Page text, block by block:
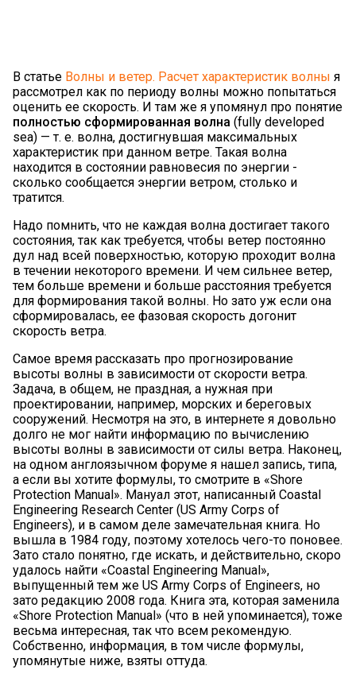
В статье Волны и ветер. Расчет характеристик волны я
рассмотрел как по периоду волны можно попытаться
оценить ее скорость. И там же я упомянул про понятие
полностью сформированная волна (fully developed
sea) — т. е. волна, достигнувшая максимальных
характеристик при данном ветре. Такая волна
находится в состоянии равновесия по энергии -
сколько сообщается энергии ветром, столько и
тратится.
Надо помнить, что не каждая волна достигает такого
состояния, так как требуется, чтобы ветер постоянно
дул над всей поверхностью, которую проходит волна
в течении некоторого времени. И чем сильнее ветер,
тем больше времени и больше расстояния требуется
для формирования такой волны. Но зато уж если она
сформировалась, ее фазовая скорость догонит
скорость ветра.
Самое время рассказать про прогнозирование
высоты волны в зависимости от скорости ветра.
Задача, в общем, не праздная, а нужная при
проектировании, например, морских и береговых
сооружений. Несмотря на это, в интернете я довольно
долго не мог найти информацию по вычислению
высоты волны в зависимости от силы ветра. Наконец,
на одном англоязычном форуме я нашел запись, типа,
а если вы хотите формулы, то смотрите в «Shore
Protection Manual». Мануал этот, написанный Coastal
Engineering Research Center (US Army Corps of
Engineers), и в самом деле замечательная книга. Но
вышла в 1984 году, поэтому хотелось чего-то поновее.
Зато стало понятно, где искать, и действительно, скоро
удалось найти «Coastal Engineering Manual»,
выпущенный тем же US Army Corps of Engineers, но
зато редакцию 2008 года. Книга эта, которая заменила
«Shore Protection Manual» (что в ней упоминается), тоже
весьма интересная, так что всем рекомендую.
Собственно, информация, в том числе формулы,
упомянутые ниже, взяты оттуда.